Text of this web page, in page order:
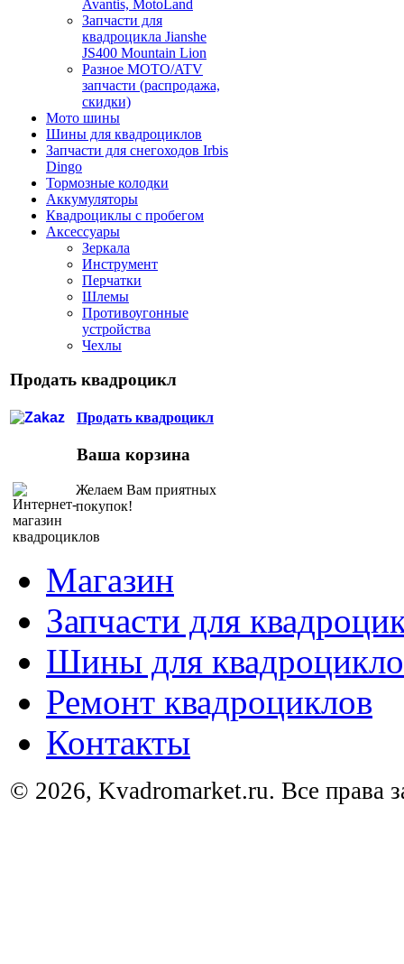
Avantis, MotoLand
Запчасти для
квадроцикла Jianshe
JS400 Mountain Lion
Разное МОТО/ATV
запчасти (распродажа,
скидки)
Мото шины
Шины для квадроциклов
Запчасти для снегоходов Irbis
Dingo
Тормозные колодки
Аккумуляторы
Квадроциклы с пробегом
Аксессуары
Зеркала
Инструмент
Перчатки
Шлемы
Противоугонные
устройства
Чехлы
Продать квадроцикл
Продать квадроцикл
Ваша корзина
Желаем Вам приятных
покупок!
Магазин
Запчасти для
Шины для
Ремонт квадроциклов
Контакты
© 2026, Kvadromarket.ru. Все права